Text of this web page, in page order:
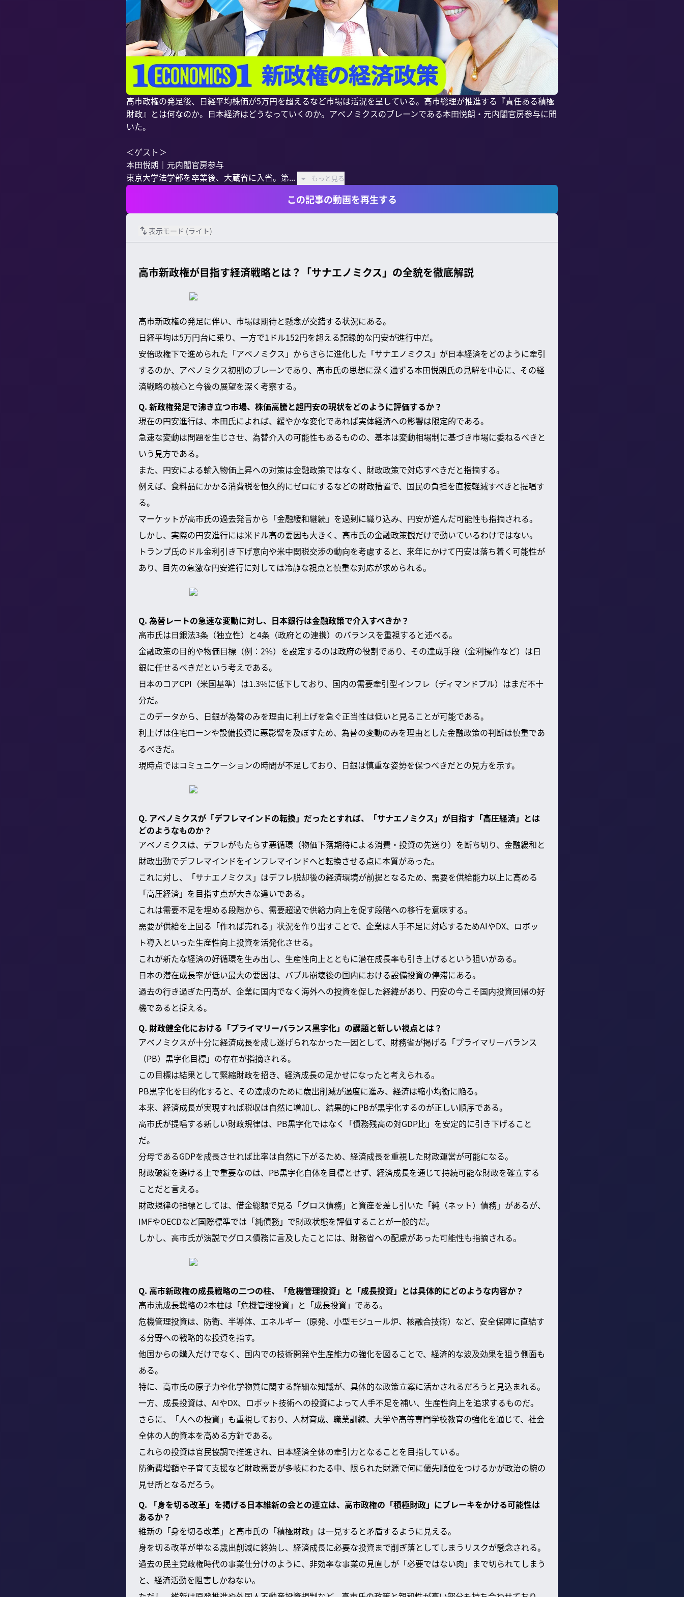
高市政権の発足後、日経平均株価が5万円を超えるなど市場は活況を呈している。高市総理が推進する『責任ある積極
財政』とは何なのか。日本経済はどうなっていくのか。アベノミクスのブレーンである本田悦朗・元内閣官房参与に聞
いた。
＜ゲスト＞
本田悦朗｜元内閣官房参与
東京大学法学部を卒業後、大蔵省に入省。第...
もっと見る
この記事の動画を再生する
表示モード (ライト)
高市新政権が目指す経済戦略とは？「サナエノミクス」の全貌を徹底解説
高市新政権の発足に伴い、市場は期待と懸念が交錯する状況にある。
日経平均は5万円台に乗り、一方で1ドル152円を超える記録的な円安が進行中だ。
安倍政権下で進められた「アベノミクス」からさらに進化した「サナエノミクス」が日本経済をどのように牽引
するのか、アベノミクス初期のブレーンであり、高市氏の思想に深く通ずる本田悦朗氏の見解を中心に、その経
済戦略の核心と今後の展望を深く考察する。
Q. 新政権発足で沸き立つ市場、株価高騰と超円安の現状をどのように評価するか？
現在の円安進行は、本田氏によれば、緩やかな変化であれば実体経済への影響は限定的である。
急速な変動は問題を生じさせ、為替介入の可能性もあるものの、基本は変動相場制に基づき市場に委ねるべきと
いう見方である。
また、円安による輸入物価上昇への対策は金融政策ではなく、財政政策で対応すべきだと指摘する。
例えば、食料品にかかる消費税を恒久的にゼロにするなどの財政措置で、国民の負担を直接軽減すべきと提唱す
る。
マーケットが高市氏の過去発言から「金融緩和継続」を過剰に織り込み、円安が進んだ可能性も指摘される。
しかし、実際の円安進行には米ドル高の要因も大きく、高市氏の金融政策観だけで動いているわけではない。
トランプ氏のドル金利引き下げ意向や米中関税交渉の動向を考慮すると、来年にかけて円安は落ち着く可能性が
あり、目先の急激な円安進行に対しては冷静な視点と慎重な対応が求められる。
Q. 為替レートの急速な変動に対し、日本銀行は金融政策で介入すべきか？
高市氏は日銀法3条（独立性）と4条（政府との連携）のバランスを重視すると述べる。
金融政策の目的や物価目標（例：2%）を設定するのは政府の役割であり、その達成手段（金利操作など）は日
銀に任せるべきだという考えである。
日本のコアCPI（米国基準）は1.3%に低下しており、国内の需要牽引型インフレ（ディマンドプル）はまだ不十
分だ。
このデータから、日銀が為替のみを理由に利上げを急ぐ正当性は低いと見ることが可能である。
利上げは住宅ローンや設備投資に悪影響を及ぼすため、為替の変動のみを理由とした金融政策の判断は慎重であ
るべきだ。
現時点ではコミュニケーションの時間が不足しており、日銀は慎重な姿勢を保つべきだとの見方を示す。
Q. アベノミクスが「デフレマインドの転換」だったとすれば、「サナエノミクス」が目指す「高圧経済」とは
どのようなものか？
アベノミクスは、デフレがもたらす悪循環（物価下落期待による消費・投資の先送り）を断ち切り、金融緩和と
財政出動でデフレマインドをインフレマインドへと転換させる点に本質があった。
これに対し、「サナエノミクス」はデフレ脱却後の経済環境が前提となるため、需要を供給能力以上に高める
「高圧経済」を目指す点が大きな違いである。
これは需要不足を埋める段階から、需要超過で供給力向上を促す段階への移行を意味する。
需要が供給を上回る「作れば売れる」状況を作り出すことで、企業は人手不足に対応するためAIやDX、ロボッ
ト導入といった生産性向上投資を活発化させる。
これが新たな経済の好循環を生み出し、生産性向上とともに潜在成長率も引き上げるという狙いがある。
日本の潜在成長率が低い最大の要因は、バブル崩壊後の国内における設備投資の停滞にある。
過去の行き過ぎた円高が、企業に国内でなく海外への投資を促した経緯があり、円安の今こそ国内投資回帰の好
機であると捉える。
Q. 財政健全化における「プライマリーバランス黒字化」の課題と新しい視点とは？
アベノミクスが十分に経済成長を成し遂げられなかった一因として、財務省が掲げる「プライマリーバランス
（PB）黒字化目標」の存在が指摘される。
この目標は結果として緊縮財政を招き、経済成長の足かせになったと考えられる。
PB黒字化を目的化すると、その達成のために歳出削減が過度に進み、経済は縮小均衡に陥る。
本来、経済成長が実現すれば税収は自然に増加し、結果的にPBが黒字化するのが正しい順序である。
高市氏が提唱する新しい財政規律は、PB黒字化ではなく「債務残高の対GDP比」を安定的に引き下げること
だ。
分母であるGDPを成長させれば比率は自然に下がるため、経済成長を重視した財政運営が可能になる。
財政破綻を避ける上で重要なのは、PB黒字化自体を目標とせず、経済成長を通じて持続可能な財政を確立する
ことだと言える。
財政規律の指標としては、借金総額で見る「グロス債務」と資産を差し引いた「純（ネット）債務」があるが、
IMFやOECDなど国際標準では「純債務」で財政状態を評価することが一般的だ。
しかし、高市氏が演説でグロス債務に言及したことには、財務省への配慮があった可能性も指摘される。
Q. 高市新政権の成長戦略の二つの柱、「危機管理投資」と「成長投資」とは具体的にどのような内容か？
高市流成長戦略の2本柱は「危機管理投資」と「成長投資」である。
危機管理投資は、防衛、半導体、エネルギー（原発、小型モジュール炉、核融合技術）など、安全保障に直結す
る分野への戦略的な投資を指す。
他国からの購入だけでなく、国内での技術開発や生産能力の強化を図ることで、経済的な波及効果を狙う側面も
ある。
特に、高市氏の原子力や化学物質に関する詳細な知識が、具体的な政策立案に活かされるだろうと見込まれる。
一方、成長投資は、AIやDX、ロボット技術への投資によって人手不足を補い、生産性向上を追求するものだ。
さらに、「人への投資」も重視しており、人材育成、職業訓練、大学や高等専門学校教育の強化を通じて、社会
全体の人的資本を高める方針である。
これらの投資は官民協調で推進され、日本経済全体の牽引力となることを目指している。
防衛費増額や子育て支援など財政需要が多岐にわたる中、限られた財源で何に優先順位をつけるかが政治の腕の
見せ所となるだろう。
Q. 「身を切る改革」を掲げる日本維新の会との連立は、高市政権の「積極財政」にブレーキをかける可能性は
あるか？
維新の「身を切る改革」と高市氏の「積極財政」は一見すると矛盾するように見える。
身を切る改革が単なる歳出削減に終始し、経済成長に必要な投資まで削ぎ落としてしまうリスクが懸念される。
過去の民主党政権時代の事業仕分けのように、非効率な事業の見直しが「必要ではない肉」まで切られてしまう
と、経済活動を阻害しかねない。